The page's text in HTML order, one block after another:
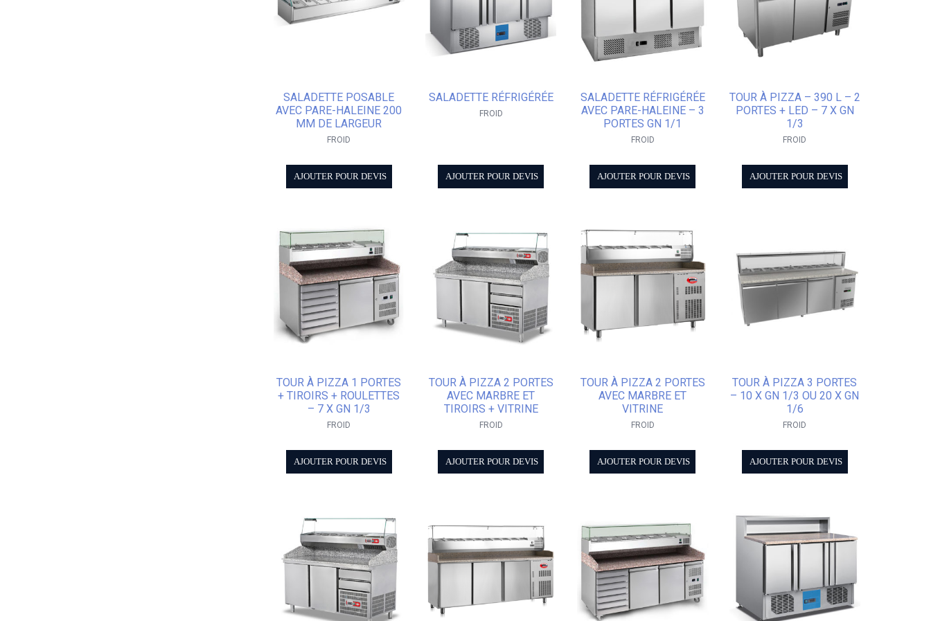
SALADETTE POSABLE
AVEC PARE-HALEINE 200
MM DE LARGEUR
FROID
AJOUTER POUR DEVIS
SALADETTE RÉFRIGÉRÉE
FROID
AJOUTER POUR DEVIS
SALADETTE RÉFRIGÉRÉE
AVEC PARE-HALEINE – 3
PORTES GN 1/1
FROID
AJOUTER POUR DEVIS
TOUR À PIZZA – 390 L – 2
PORTES + LED – 7 X GN
1/3
FROID
AJOUTER POUR DEVIS
TOUR À PIZZA 1 PORTES
+ TIROIRS + ROULETTES
– 7 X GN 1/3
FROID
AJOUTER POUR DEVIS
TOUR À PIZZA 2 PORTES
AVEC MARBRE ET
TIROIRS + VITRINE
FROID
AJOUTER POUR DEVIS
TOUR À PIZZA 2 PORTES
AVEC MARBRE ET
VITRINE
FROID
AJOUTER POUR DEVIS
TOUR À PIZZA 3 PORTES
– 10 X GN 1/3 OU 20 X GN
1/6
FROID
AJOUTER POUR DEVIS